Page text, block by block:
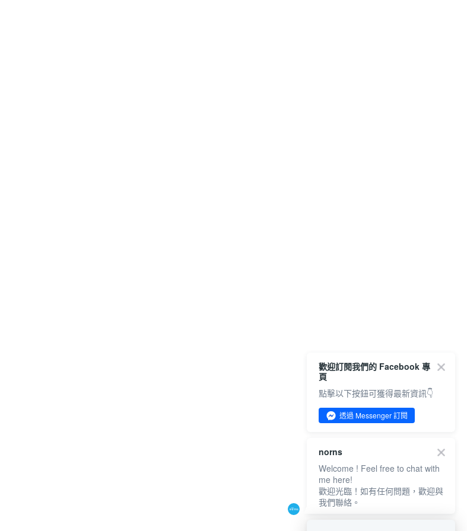
歡迎訂閱我們的 Facebook 專
頁
點擊以下按鈕可獲得最新資訊👇
透過 Messenger 訂閱
norns
Welcome ! Feel free to chat with
me here!
歡迎光臨！如有任何問題，歡迎與
我們聯絡。